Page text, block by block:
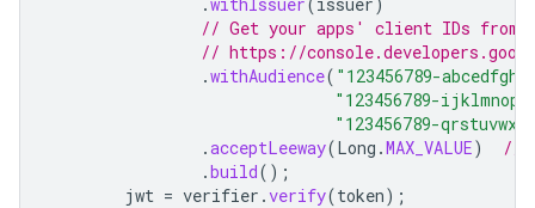
// Get your apps' client IDs from
// https://
.withAudience( "123456789-
"123456789-
"123456789-
.acceptLeeway(Long .MAX_VALUE)
//
.build();
jwt = verifier .verify(token);